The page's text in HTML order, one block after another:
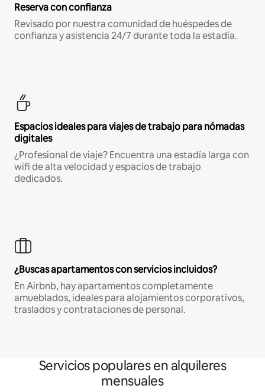
Reserva con confianza
Revisado por nuestra comunidad de huéspedes de
confianza y asistencia 24/7 durante toda la estadía.
Espacios ideales para viajes de trabajo para nómadas
digitales
¿Profesional de viaje? Encuentra una estadía larga con
wifi de alta velocidad y espacios de trabajo
dedicados.
¿Buscas apartamentos con servicios incluidos?
En Airbnb, hay apartamentos completamente
amueblados, ideales para alojamientos corporativos,
traslados y contrataciones de personal.
Servicios populares en alquileres
mensuales